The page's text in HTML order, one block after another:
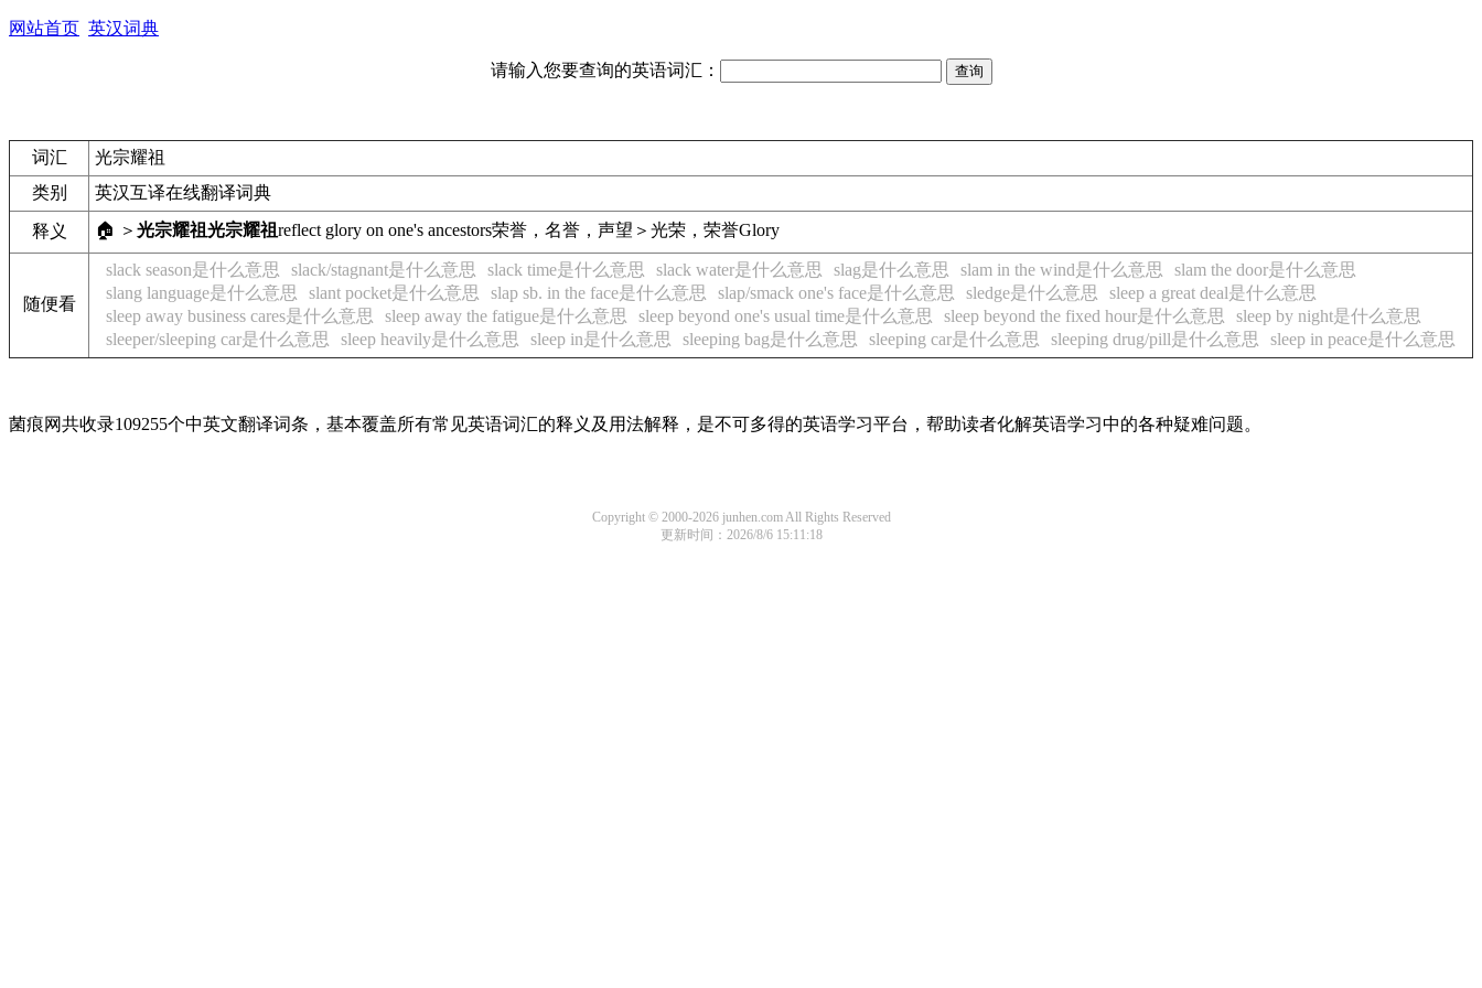
网站首页 英汉词典
请输入您要查询的英语词汇：
词汇
光宗耀祖
类别
英汉互译在线翻译词典
释义 🏠 ＞ 光宗耀祖光宗耀祖reflect glory on one's ancestors荣誉，名誉，声望＞光荣，荣誉Glory
随便看
slack season是什么意思 slack/stagnant是什么意思 slack time是什么意思 slack water是什么意思 slag是什么意思 slam in the wind是什么意思
slam the door是什么意思
slang language是什么意思
slant pocket是什么意思 slap sb. in the face是什么意思 slap/smack one's face是什么意思 sledge是什么意思
sleep a great deal是什么意思
sleep away business cares是什么意思
sleep away the fatigue是什么意思 sleep beyond one's usual time是什么意思 sleep beyond the fixed hour是什么意思
sleep by night是什么意思
sleeper/sleeping car是什么意思
sleep heavily是什么意思 sleep in是什么意思 sleeping bag是什么意思 sleeping car是什么意思 sleeping drug/pill是什么意思 sleep in peace是什么意思
菌痕网共收录109255个中英文翻译词条，基本覆盖所有常见英语词汇的释义及用法解释，是不可多得的英语学习平台，帮助读者化解英语学习中的各种疑难问题。
Copyright © 2000-2026 junhen.com All Rights Reserved
更新时间：2026/8/6 15:11:18